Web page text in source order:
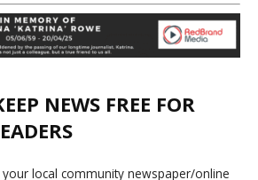
NEWS FREE FOR
local community newspaper/online